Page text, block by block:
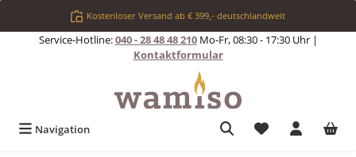
Zum Hauptinhalt springenKostenloser Versand ab € 399,- deutschlandweit
Service-Hotline:040 - 28 48 48 210Mo-Fr, 08:30 - 17:30 Uhr |
Kontaktformular
Navigation Du hast 0